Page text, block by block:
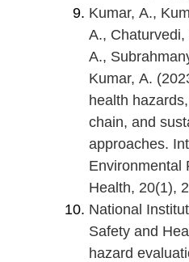
Kumar, A.,
A.,
A.,
Kumar, A.
health
chain, and
approaches.
Environmental
Health, 20(1),
National
Safety and
hazard